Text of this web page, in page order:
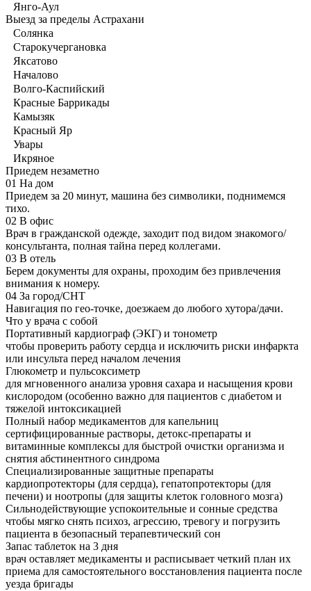
Янго-Аул
Выезд за пределы Астрахани
Солянка
Старокучергановка
Яксатово
Началово
Волго-Каспийский
Красные Баррикады
Камызяк
Красный Яр
Увары
Икряное
Приедем незаметно
01 На дом
Приедем за 20 минут, машина без символики, поднимемся
тихо.
02 В офис
Врач в гражданской одежде, заходит под видом знакомого/
консультанта, полная тайна перед коллегами.
03 В отель
Берем документы для охраны, проходим без привлечения
внимания к номеру.
04 За город/СНТ
Навигация по гео-точке, доезжаем до любого хутора/дачи.
Что у врача с собой
Портативный кардиограф (ЭКГ) и тонометр
чтобы проверить работу сердца и исключить риски инфаркта
или инсульта перед началом лечения
Глюкометр и пульсоксиметр
для мгновенного анализа уровня сахара и насыщения крови
кислородом (особенно важно для пациентов с диабетом и
тяжелой интоксикацией
Полный набор медикаментов для капельниц
сертифицированные растворы, детокс-препараты и
витаминные комплексы для быстрой очистки организма и
снятия абстинентного синдрома
Специализированные защитные препараты
кардиопротекторы (для сердца), гепатопротекторы (для
печени) и ноотропы (для защиты клеток головного мозга)
Сильнодействующие успокоительные и сонные средства
чтобы мягко снять психоз, агрессию, тревогу и погрузить
пациента в безопасный терапевтический сон
Запас таблеток на 3 дня
врач оставляет медикаменты и расписывает четкий план их
приема для самостоятельного восстановления пациента после
уезда бригады